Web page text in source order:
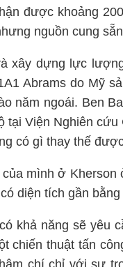
được khoảng
nguồn cung
xây dựng lực
Abrams do Mỹ
năm ngoái. Ben
tại Viện Nghiên
có gì thay thế
mình ở
diện tích gần
khả năng sẽ yêu
chiến thuật tấn
chí chỉ với sự